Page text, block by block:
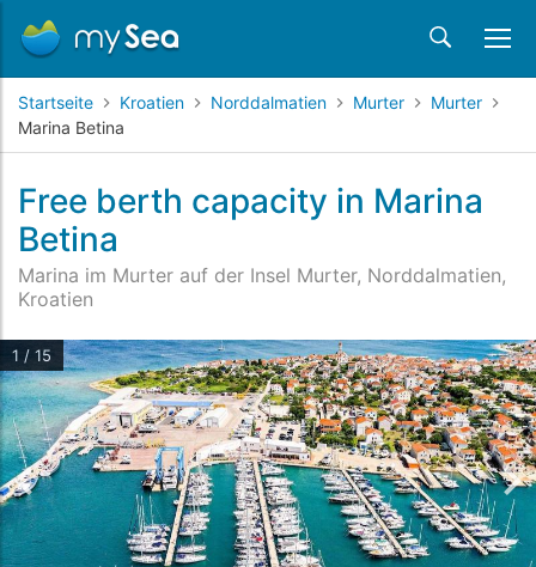
Startseite Kroatien Norddalmatien Murter
Murter
Marina Betina
Free berth capacity in Marina
Betina
Marina im Murter auf der Insel Murter, Norddalmatien,
Kroatien
1 / 15